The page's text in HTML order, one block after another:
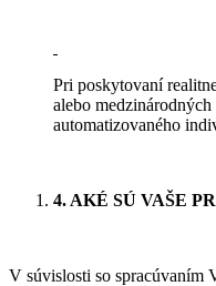
Pri poskytovaní
alebo
automatizovaného
4. AKÉ SÚ VAŠE
V súvislosti so spracúvaním